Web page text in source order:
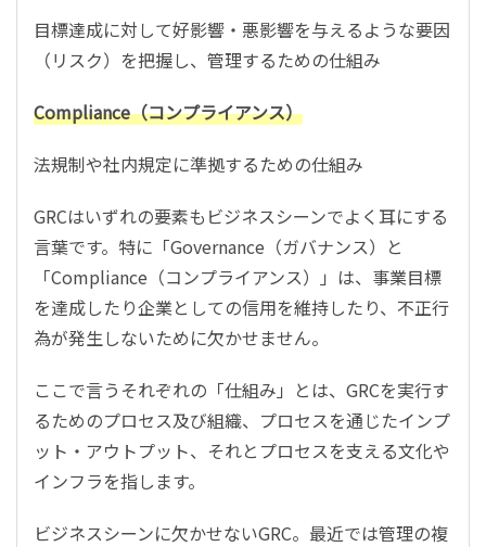
目標達成に対して好影響・悪影響を与えるような要因
（リスク）を把握し、管理するための仕組み
Compliance（コンプライアンス）
法規制や社内規定に準拠するための仕組み
GRCはいずれの要素もビジネスシーンでよく耳にする
言葉です。特に「Governance（ガバナンス）と
「Compliance（コンプライアンス）」は、事業目標
を達成したり企業としての信用を維持したり、不正行
為が発生しないために欠かせません。
ここで言うそれぞれの「仕組み」とは、GRCを実行す
るためのプロセス及び組織、プロセスを通じたインプ
ット・アウトプット、それとプロセスを支える文化や
インフラを指します。
ビジネスシーンに欠かせないGRC。最近では管理の複